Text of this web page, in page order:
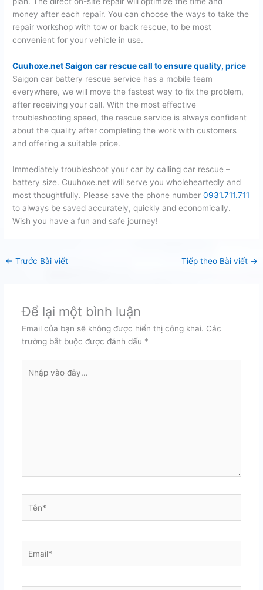
money after each repair. You can choose the ways to take the
repair workshop with tow or back rescue, to be most
convenient for your vehicle in use.
Cuuhoxe.net Saigon car rescue call to ensure quality, price
Saigon car battery rescue service has a mobile team
everywhere, we will move the fastest way to fix the problem,
after receiving your call. With the most effective
troubleshooting speed, the rescue service is always confident
about the quality after completing the work with customers
and offering a suitable price.
Immediately troubleshoot your car by calling car rescue –
battery size. Cuuhoxe.net will serve you wholeheartedly and
most thoughtfully. Please save the phone number0931.711.711
to always be saved accurately, quickly and economically.
Wish you have a fun and safe journey!
← Trước Bài viết Tiếp theo Bài viết →
Để lại một bình luận
Email của bạn sẽ không được hiển thị công khai. Các
trường bắt buộc được đánh dấu *
vào